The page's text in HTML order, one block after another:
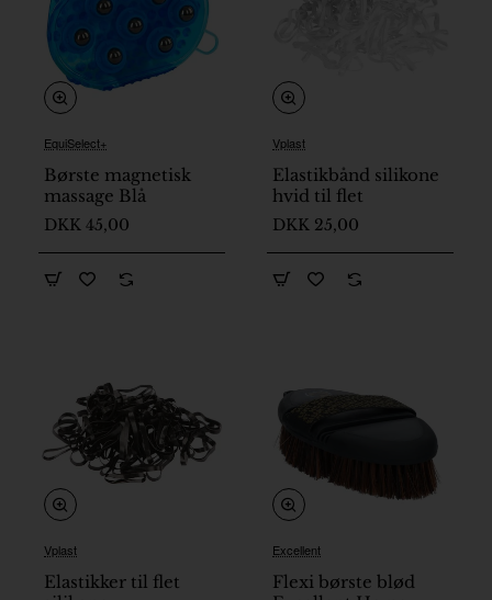
EquiSelect+
Børste magnetisk
massage Blå
DKK 45,00
Vplast
Elastikbånd silikone
hvid til flet
DKK 25,00
Vplast
Elastikker til flet
Excellent
Flexi børste blød